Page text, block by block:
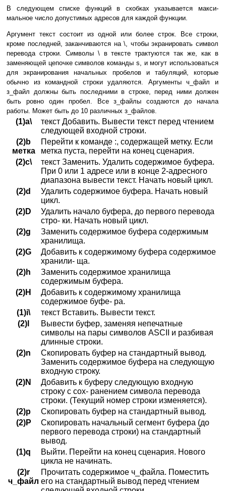
В следующем списке функций в скобках указывается макси-
мальное число допустимых адресов для каждой функции.
Аргумент текст состоит из одной или более строк. Все строки,
кроме последней, заканчиваются на \, чтобы экранировать символ
перевода строки. Символы \ в тексте трактуются так же, как в
заменяющей цепочке символов команды s, и могут использоваться
для экранирования начальных пробелов и табуляций, которые
обычно из командной строки удаляются. Аргументы ч_файл и
з_файл должны быть последними в строке, перед ними должен
быть ровно один пробел. Все з_файлы создаются до начала
работы. Может быть до 10 различных з_файлов.
(1)a\
текст Добавить. Вывести текст перед чтением
следующей входной строки.
(2)b
метка
Перейти к команде :, содержащей метку. Если
метка пуста, перейти на конец сценария.
(2)c\
текст Заменить. Удалить содержимое буфера.
При 0 или 1 адресе или в конце 2-адресного
диапазона вывести текст. Начать новый цикл.
(2)d
Удалить содержимое буфера. Начать новый
цикл.
(2)D
Удалить начало буфера, до первого перевода
стро- ки. Начать новый цикл.
(2)g
Заменить содержимое буфера содержимым
хранилища.
(2)G
Добавить к содержимому буфера содержимое
хранили- ща.
(2)h
Заменить содержимое хранилища
содержимым буфера.
(2)H
Добавить к содержимому хранилища
содержимое буфе- ра.
(1)i\
текст Вставить. Вывести текст.
(2)l
Вывести буфер, заменяя непечатные
символы на пары символов ASCII и разбивая
длинные строки.
(2)n
Скопировать буфер на стандартный вывод.
Заменить содержимое буфера на следующую
входную строку.
(2)N
Добавить к буферу следующую входную
строку с сох- ранением символа перевода
строки. (Текущий номер строки изменяется).
(2)p
Скопировать буфер на стандартный вывод.
(2)P
Скопировать начальный сегмент буфера (до
первого перевода строки) на стандартный
вывод.
(1)q
Выйти. Перейти на конец сценария. Нового
цикла не начинать.
(2)r
ч_файл
Прочитать содержимое ч_файла. Поместить
его на стандартный вывод перед чтением